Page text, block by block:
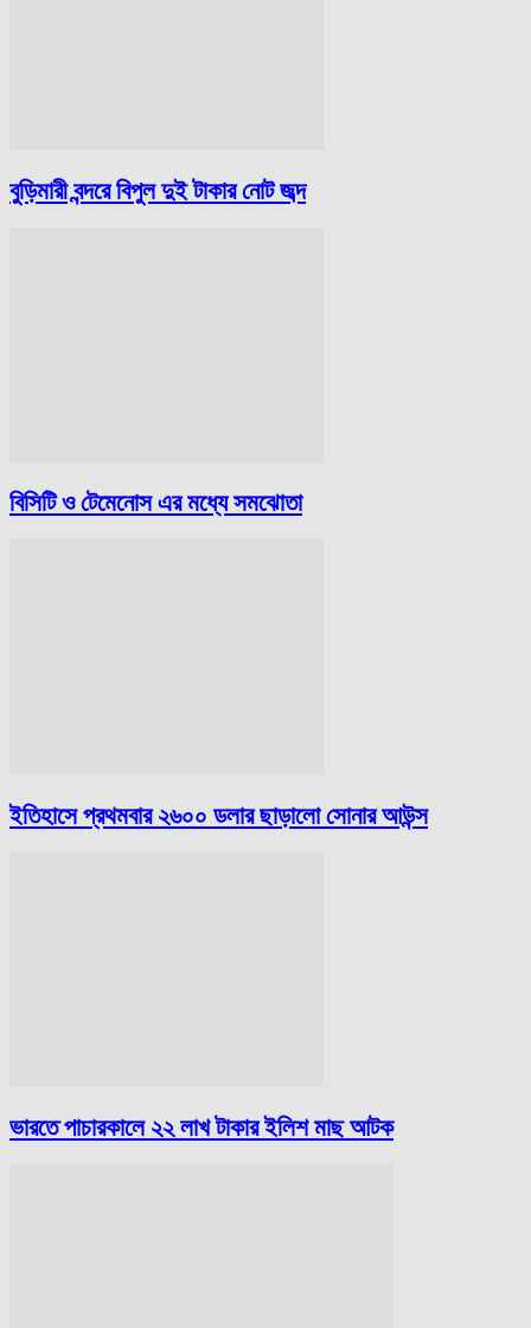
বুড়িমারী বন্দরে বিপুল দুই টাকার নোট জব্দ
বিসিটি ও টেমেনোস এর মধ্যে সমঝোতা
ইতিহাসে প্রথমবার ২৬০০ ডলার ছাড়ালো সোনার আউন্স
ভারতে পাচারকালে ২২ লাখ টাকার ইলিশ মাছ আটক